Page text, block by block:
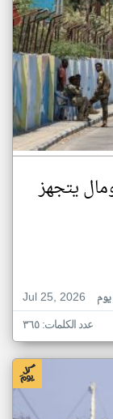
يتجهز
Jul 25, 2026
عدد الكلمات: ٣٦٥